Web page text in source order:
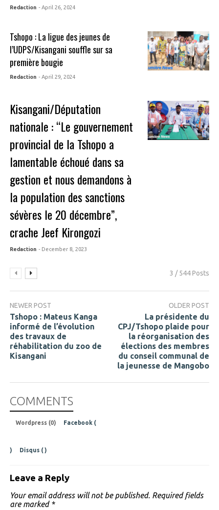
Redaction - April 26, 2024
Tshopo : La ligue des jeunes de
l’UDPS/Kisangani souffle sur sa
première bougie
Redaction - April 29, 2024
Kisangani/Députation
nationale : “Le gouvernement
provincial de la Tshopo a
lamentable échoué dans sa
gestion et nous demandons à
la population des sanctions
sévères le 20 décembre”,
crache Jeef Kirongozi
Redaction - December 8, 2023
3 / 544 Posts
NEWER POST
Tshopo : Mateus Kanga
informé de l’évolution
des travaux de
réhabilitation du zoo de
Kisangani
OLDER POST
La présidente du
CPJ/Tshopo plaide pour
la réorganisation des
élections des membres
du conseil communal de
la jeunesse de Mangobo
COMMENTS
Wordpress (0) Facebook (
) Disqus ( )
Leave a Reply
Your email address will not be published. Required fields
are marked *